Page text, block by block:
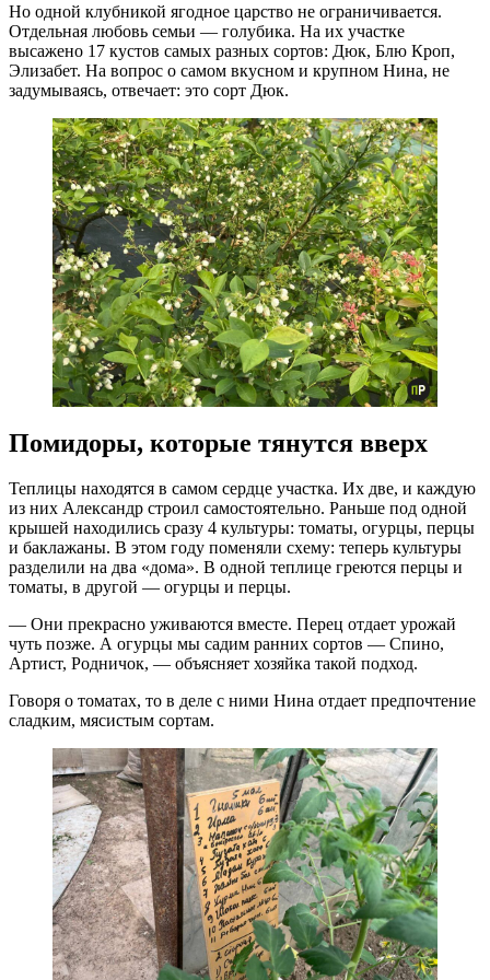
Но одной клубникой ягодное царство не ограничивается.
Отдельная любовь семьи — голубика. На их участке
высажено 17 кустов самых разных сортов: Дюк, Блю Кроп,
Элизабет. На вопрос о самом вкусном и крупном Нина, не
задумываясь, отвечает: это сорт Дюк.
Помидоры, которые тянутся вверх
Теплицы находятся в самом сердце участка. Их две, и каждую
из них Александр строил самостоятельно. Раньше под одной
крышей находились сразу 4 культуры: томаты, огурцы, перцы
и баклажаны. В этом году поменяли схему: теперь культуры
разделили на два «дома». В одной теплице греются перцы и
томаты, в другой — огурцы и перцы.
— Они прекрасно уживаются вместе. Перец отдает урожай
чуть позже. А огурцы мы садим ранних сортов — Спино,
Артист, Родничок, — объясняет хозяйка такой подход.
Говоря о томатах, то в деле с ними Нина отдает предпочтение
сладким, мясистым сортам.